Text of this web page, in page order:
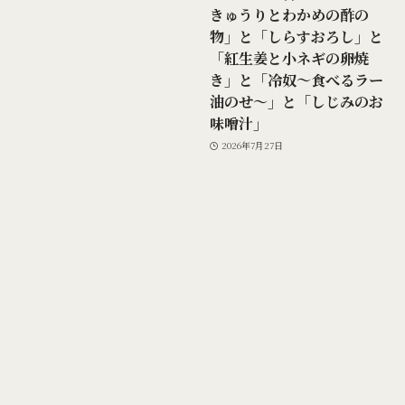
きゅうりとわかめの酢の
物」と「しらすおろし」と
「紅生姜と小ネギの卵焼
き」と「冷奴～食べるラー
油のせ～」と「しじみのお
味噌汁」
2026年7月27日